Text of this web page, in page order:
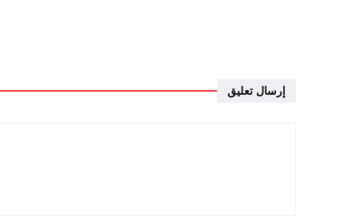
إرسال تعليق